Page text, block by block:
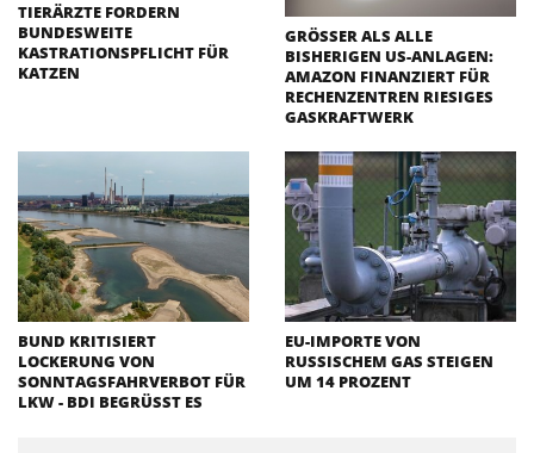
TIERÄRZTE FORDERN
BUNDESWEITE
KASTRATIONSPFLICHT FÜR
KATZEN
GRÖSSER ALS ALLE B
ISHERIGEN US-ANLAGEN: A
MAZON FINANZIERT FÜR R
ECHENZENTREN RIESIGES G
ASKRAFTWERK
BUND KRITISIERT
LOCKERUNG VON
SONNTAGSFAHRVERBOT FÜR
LKW - BDI BEGRÜSST ES
EU-IMPORTE VON
RUSSISCHEM GAS STEIGEN
UM 14 PROZENT